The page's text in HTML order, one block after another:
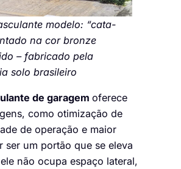
modelo: “cata-
na cor bronze
– fabricado pela
solo brasileiro
de garagem oferece
como otimização de
de operação e maior
ser um portão que se eleva
não ocupa espaço lateral,